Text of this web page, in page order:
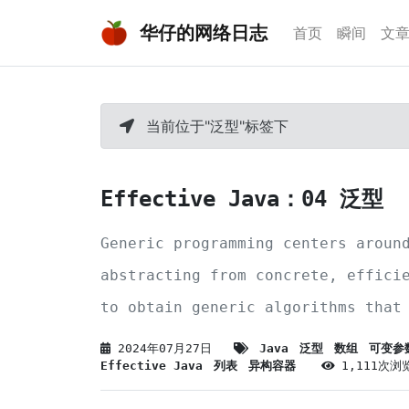
华仔的网络日志 首页 瞬间 文
当前位于"泛型"标签下
Effective Java：04 泛型
Generic programming centers
abstracting from concrete,
to obtain generic algorithms that
combined with different data
produce a wide variety of useful
2024年07月27日 Java 泛型 数组
可变参
Effective Java
列表 异构容器 1,111次浏